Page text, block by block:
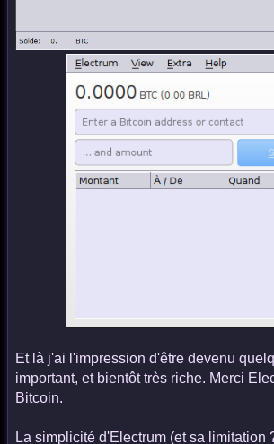
Et là j'ai l'impression d'être devenu
important, et bientôt très riche. Merci
Bitcoin.
La simplicité d'Electrum (et sa limitation